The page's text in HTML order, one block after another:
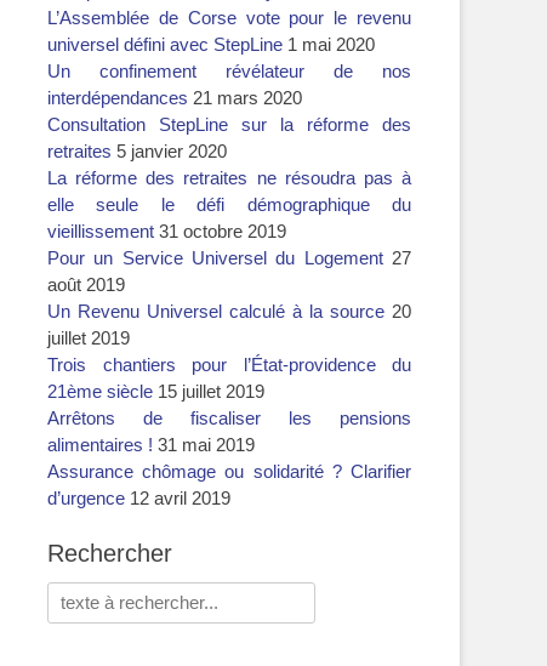
L’Assemblée de Corse vote pour le revenu
universel défini avec StepLine 1 mai 2020
Un confinement révélateur de nos
interdépendances 21 mars 2020
Consultation StepLine sur la réforme des
retraites 5 janvier 2020
La réforme des retraites ne résoudra pas à
elle seule le défi démographique du
vieillissement 31 octobre 2019
Pour un Service Universel du Logement 27
août 2019
Un Revenu Universel calculé à la source 20
juillet 2019
Trois chantiers pour l’État-providence du
21ème siècle 15 juillet 2019
Arrêtons de fiscaliser les pensions
alimentaires ! 31 mai 2019
Assurance chômage ou solidarité ? Clarifier
d’urgence 12 avril 2019
Rechercher
Rechercher :